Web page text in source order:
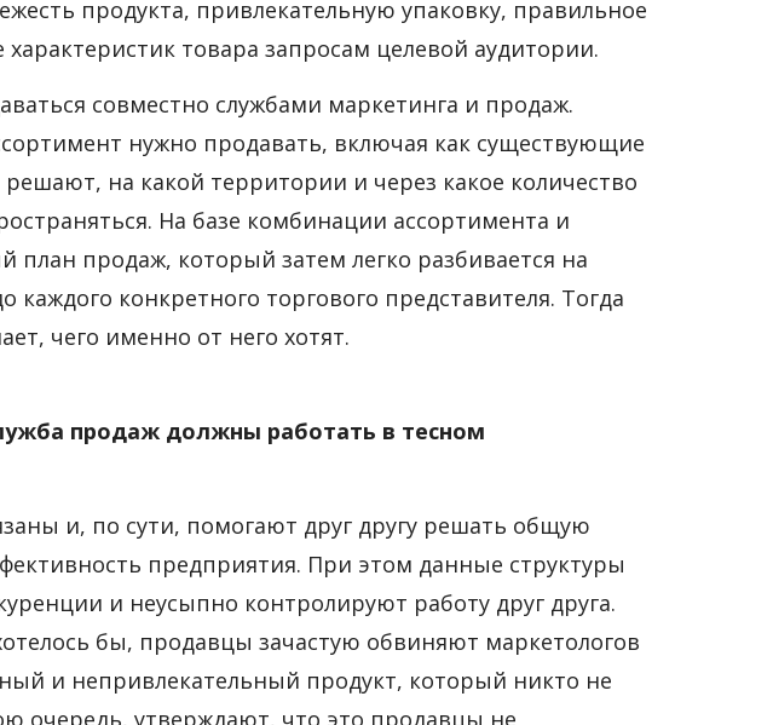
продукта, привлекательную упаковку, правильное
товара запросам целевой аудитории.
совместно службами маркетинга и продаж.
нужно продавать, включая как существующие
на какой территории и через какое количество
На базе комбинации ассортимента и
план продаж, который затем легко разбивается на
конкретного торгового представителя. Тогда
чего именно от него хотят.
продаж должны работать в тесном
и, по сути, помогают друг другу решать общую
предприятия. При этом данные структуры
и неусыпно контролируют работу друг друга.
бы, продавцы зачастую обвиняют маркетологов
и непривлекательный продукт, который никто не
очередь, утверждают, что это продавцы не